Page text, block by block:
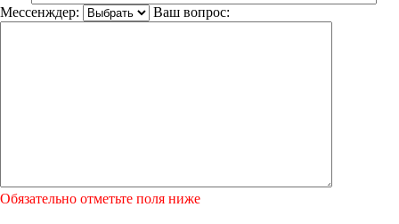
Мессенждер:
Ваш вопрос:
Обязательно отметьте поля ниже